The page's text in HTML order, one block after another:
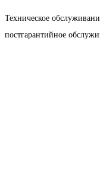
Техническое
постгарантийное